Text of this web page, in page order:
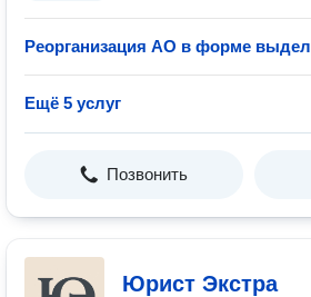
Реорганизация АО в форме
Ещё 5 услуг
Позвонить
Юрист Экстра